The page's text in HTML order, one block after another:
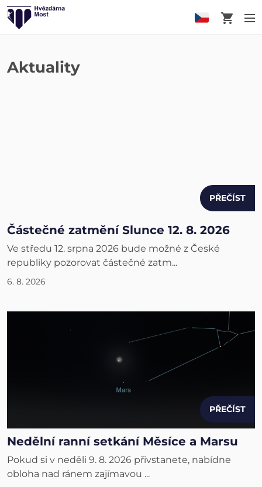
Košík
Aktuality
PŘEČÍST
Částečné zatmění Slunce 12. 8. 2026
Ve středu 12. srpna 2026 bude možné z České
republiky pozorovat částečné zatm...
6. 8. 2026
PŘEČÍST
Nedělní ranní setkání Měsíce a Marsu
Pokud si v neděli 9. 8. 2026 přivstanete, nabídne
obloha nad ránem zajímavou ...